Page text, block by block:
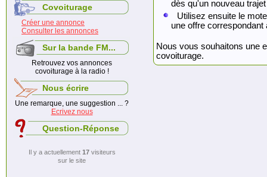
Covoiturage
Créer une annonce
Consulter les annonces
Sur la bande FM...
Retrouvez vos annonces
covoiturage à la radio !
Nous écrire
Une remarque, une suggestion ... ?
Ecrivez nous
Question-Réponse
Il y a actuellement 17visiteurs
sur le site
dès qu'un nouveau
Utilisez ensuite le
une offre
Nous vous souhaitons une
covoiturage.